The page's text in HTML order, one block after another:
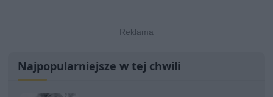
Najpopularniejsze w tej chwili